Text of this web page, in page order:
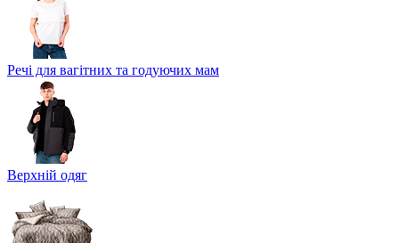
Речі для вагітних та годуючих мам
Верхній одяг